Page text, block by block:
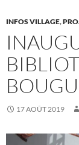
INFOS VILLAGE,
17 AOÛT 2019